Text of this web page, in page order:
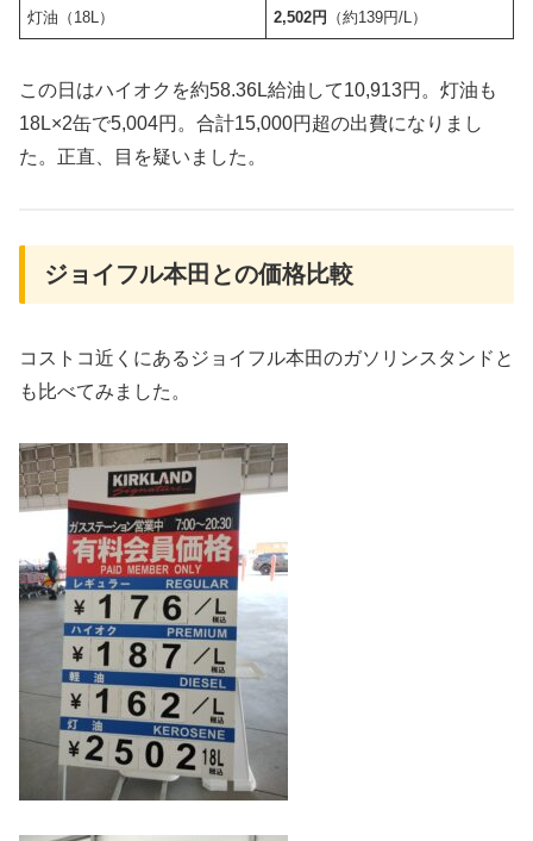
灯油（18L） 2,502円 （約139円/L）
この日はハイオクを約58.36L給油して10,913円。灯油も
18L×2缶で5,004円。合計15,000円超の出費になりまし
た。正直、目を疑いました。
ジョイフル本田との価格比較
コストコ近くにあるジョイフル本田のガソリンスタンドと
も比べてみました。